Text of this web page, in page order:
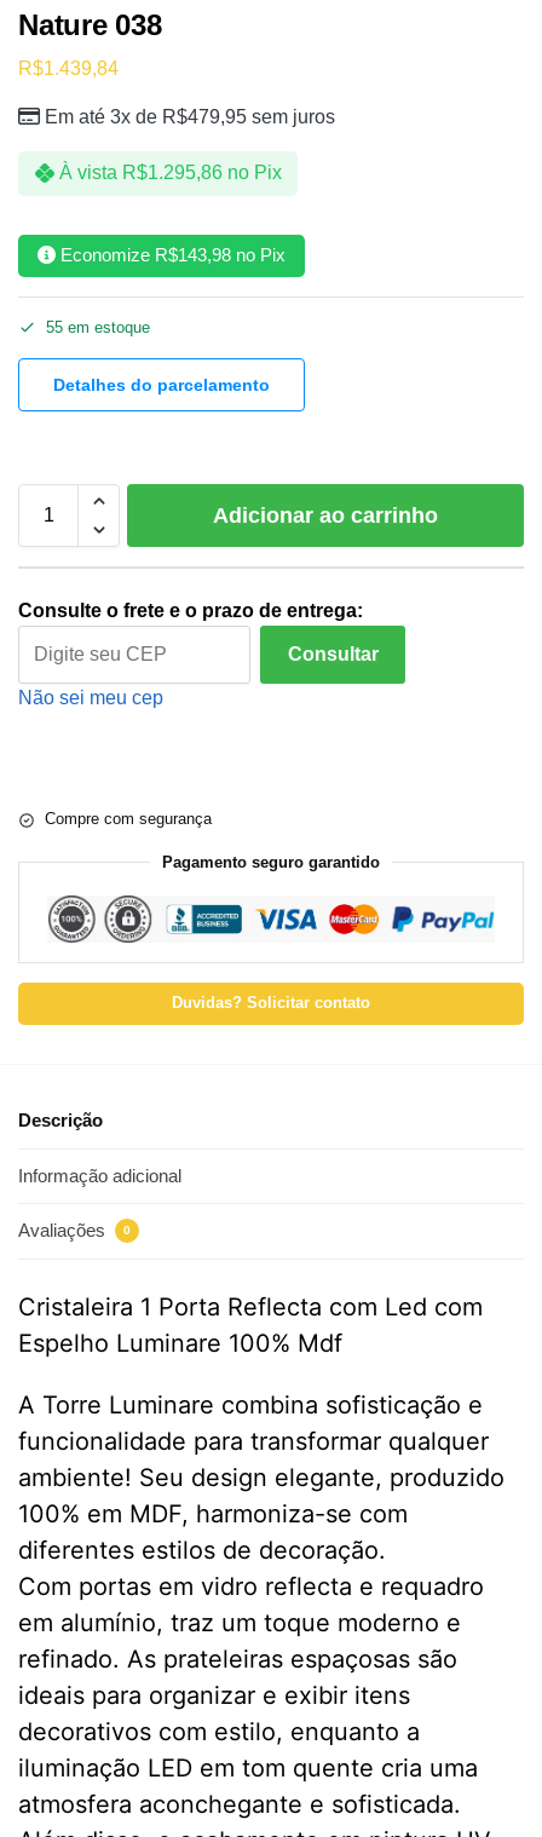
Nature 038
R$1.439,84
À vista R$1.295,86 no Pix
Em até 3x de R$479,95 sem juros
Economize R$143,98 no Pix
55 em estoque
Detalhes do parcelamento
Adicionar ao carrinho
Consulte o frete e o prazo de entrega:
Consultar
Não sei meu cep
Compre com segurança
Pagamento seguro garantido
Duvidas? Solicitar contato
Descrição
Informação adicional
Avaliações 0
Cristaleira 1 Porta Reflecta com Led com
Espelho Luminare 100% Mdf
A Torre Luminare combina sofisticação e
funcionalidade para transformar qualquer
ambiente! Seu design elegante, produzido
100% em MDF, harmoniza-se com
diferentes estilos de decoração.
Com portas em vidro reflecta e requadro
em alumínio, traz um toque moderno e
refinado. As prateleiras espaçosas são
ideais para organizar e exibir itens
decorativos com estilo, enquanto a
iluminação LED em tom quente cria uma
atmosfera aconchegante e sofisticada.